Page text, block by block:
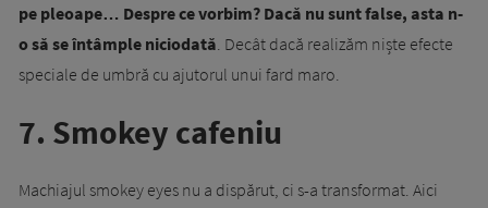
pe pleoape… Despre ce vorbim? Dacă nu sunt false, asta n-
o să se întâmple niciodată. Decât dacă realizăm niște efecte
speciale de umbră cu ajutorul unui fard maro.
7. Smokey cafeniu
Machiajul smokey eyes nu a dispărut, ci s-a transformat. Aici